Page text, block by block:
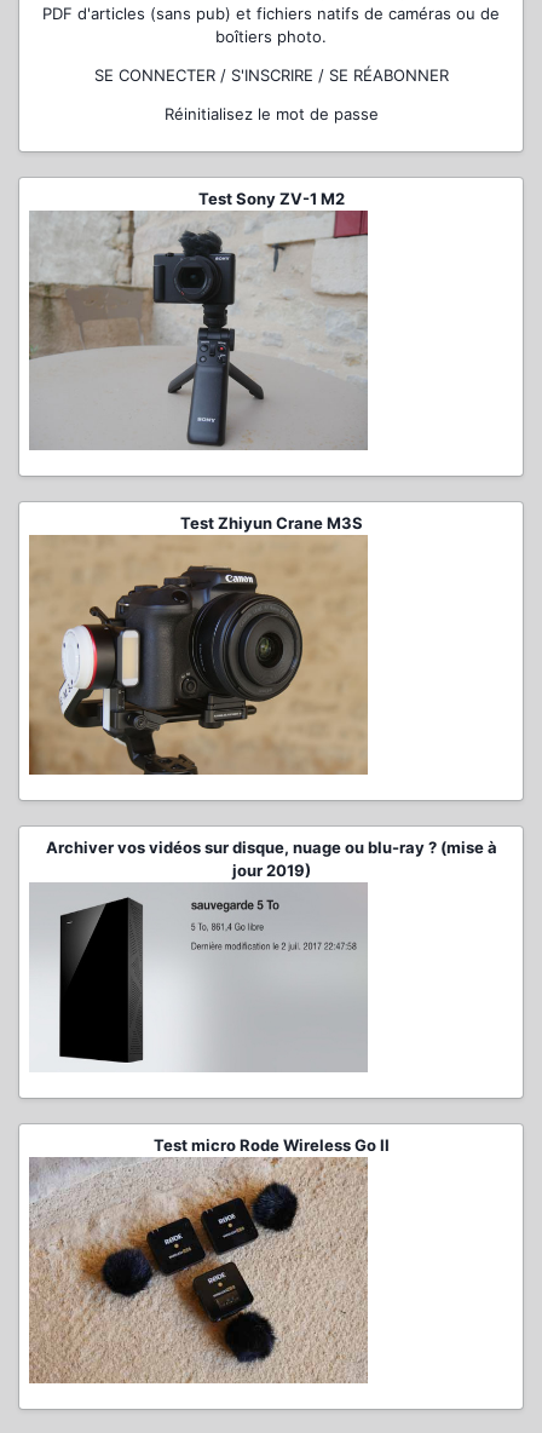
PDF d'articles (sans pub) et fichiers natifs de caméras ou de
boîtiers photo.
SE CONNECTER / S'INSCRIRE / SE RÉABONNER
Réinitialisez le mot de passe
Test Sony ZV-1 M2
Test Zhiyun Crane M3S
Archiver vos vidéos sur disque, nuage ou blu-ray ? (mise à
jour 2019)
Test micro Rode Wireless Go II